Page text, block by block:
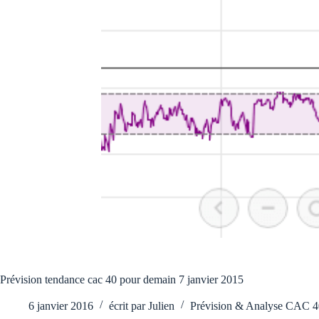
Prévision tendance cac 40 pour demain 7 janvier 2015
6 janvier 2016 écrit par Julien Prévision & Analyse CAC